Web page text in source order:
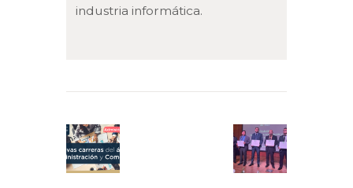
industria informática.
de
entradas
Previous
post: